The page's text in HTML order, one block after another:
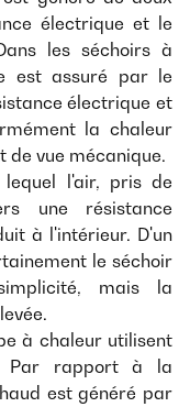
électrique et le
les séchoirs à
est assuré par le
électrique et
la chaleur
de vue mécanique.
l'air, pris de
une résistance
à l'intérieur. D'un
le séchoir
mais la
à chaleur utilisent
Par rapport à la
est généré par